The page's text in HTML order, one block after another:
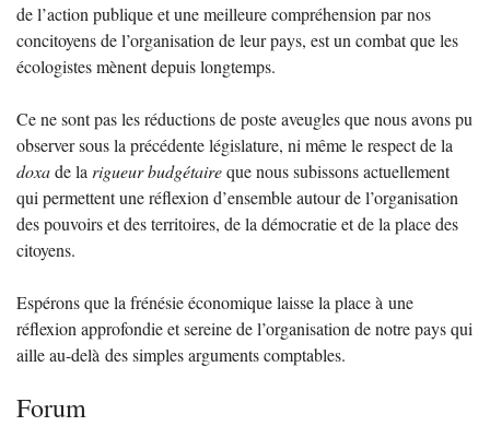
de l’action publique et une meilleure compréhension par nos
concitoyens de l’organisation de leur pays, est un combat que les
écologistes mènent depuis longtemps.
Ce ne sont pas les réductions de poste aveugles que nous avons pu
observer sous la précédente législature, ni même le respect de la
doxade la rigueur budgétaireque nous subissons actuellement
qui permettent une réflexion d’ensemble autour de l’organisation
des pouvoirs et des territoires, de la démocratie et de la place des
citoyens.
Espérons que la frénésie économique laisse la place à une
réflexion approfondie et sereine de l’organisation de notre pays qui
aille au-delà des simples arguments comptables.
Forum